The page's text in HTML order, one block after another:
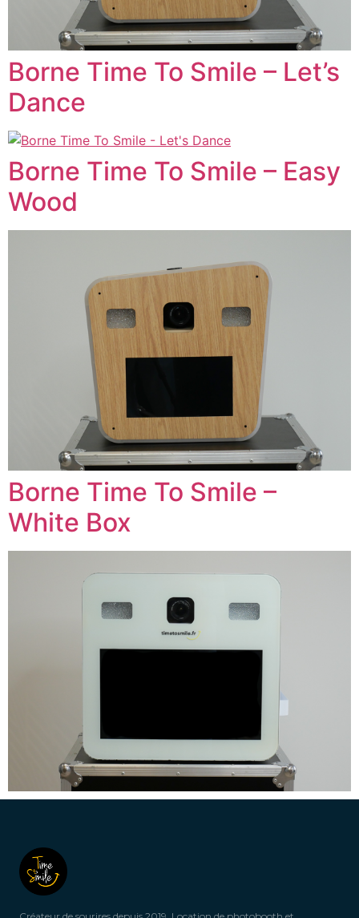
Borne Time To Smile – Let’s
Dance
Borne Time To Smile – Easy
Wood
Borne Time To Smile –
White Box
Créateur de sourires depuis 2019. Location de photobooth et